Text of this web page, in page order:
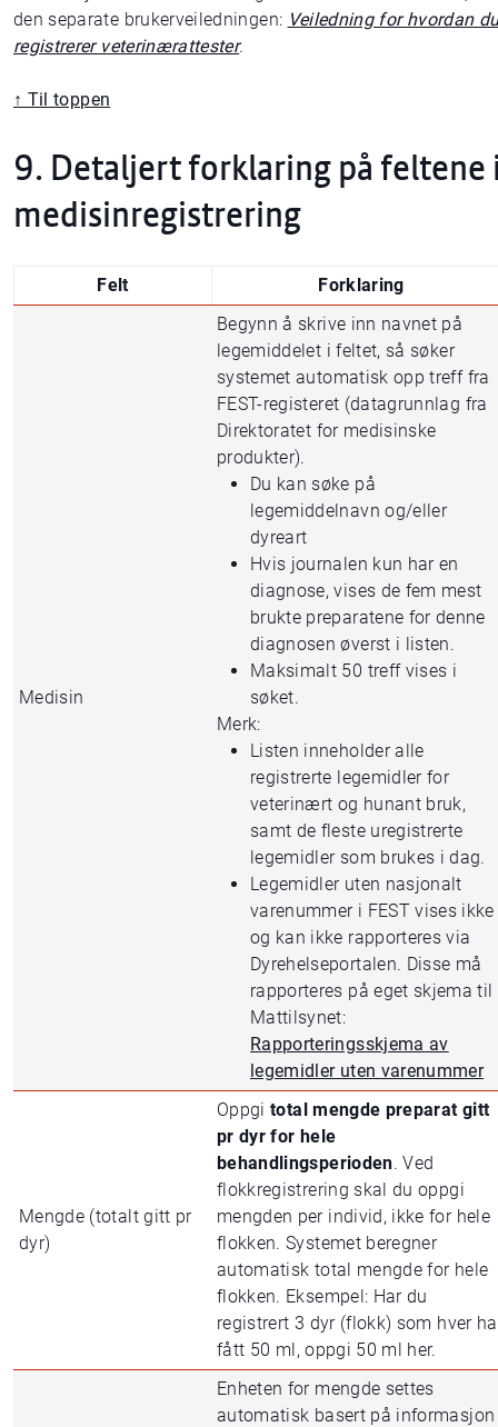
den separate brukerveiledningen: Veiledning for hvordan
registrerer veterinærattester.
↑ Til toppen
9. Detaljert forklaring på feltene
medisinregistrering
Felt Forklaring
Medisin
Begynn å skrive inn navnet på
legemiddelet i feltet, så søker
systemet automatisk opp treff fra
FEST-registeret (datagrunnlag fra
Direktoratet for medisinske
produkter).
Du kan søke på
legemiddelnavn og/eller
dyreart
Hvis journalen kun har en
diagnose, vises de fem mest
brukte preparatene for denne
diagnosen øverst i listen.
Maksimalt 50 treff vises i
søket.
Merk:
Listen inneholder alle
registrerte legemidler for
veterinært og hunant bruk,
samt de fleste uregistrerte
legemidler som brukes i dag.
Legemidler uten nasjonalt
varenummer i FEST vises ikke
og kan ikke rapporteres via
Dyrehelseportalen. Disse må
rapporteres på eget skjema til
Mattilsynet:
Rapporteringsskjema av
legemidler uten varenummer
Mengde (totalt gitt pr
dyr)
Oppgitotal mengde preparat gitt
pr dyr for hele
behandlingsperioden. Ved
flokkregistrering skal du oppgi
mengden per individ, ikke for hele
flokken. Systemet beregner
automatisk total mengde for hele
flokken. Eksempel: Har du
registrert 3 dyr (flokk) som hver
fått 50 ml, oppgi 50 ml her.
Enheten for mengde settes
automatisk basert på informasjon